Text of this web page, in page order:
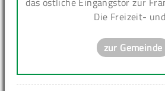
Die Freizeit-
zur Gemeinde